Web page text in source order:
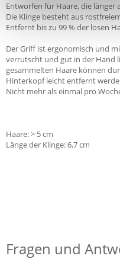
Entworfen für Haare, die länger
Die Klinge besteht aus
Entfernt bis zu 99 % der losen
Der Griff ist ergonomisch und
verrutscht und gut in der Hand
gesammelten Haare können
Hinterkopf leicht entfernt
Nicht mehr als einmal pro
Haare: > 5 cm
Länge der Klinge: 6,7 cm
Fragen und